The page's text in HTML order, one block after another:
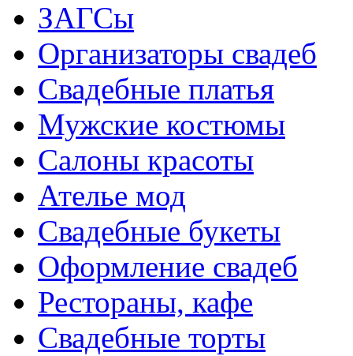
ЗАГСы
Организаторы свадеб
Свадебные платья
Мужские костюмы
Cалоны красоты
Ателье мод
Свадебные букеты
Оформление свадеб
Рестораны, кафе
Свадебные торты